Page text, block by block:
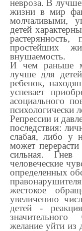
невроза. В
жизни в мир
молчаливыми,
детей
простейших
внушаемость.
И чем раньше
лучше для
ребенок,
успевает
асоциального
психологически
Репрессии и
последствия:
слабая, либо у
может
сильная. Гнев
человеческие
определенных
жестокое
увеличению
детей -
желание уйти из